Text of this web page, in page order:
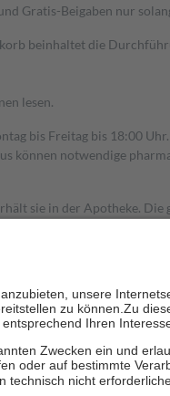
Gratis-Beigaben nur
beinhaltet die
lesen.
bis Freitag bis 18:00
können notwendige
sie in der Apotheke.
sowie zehn Euro je
Stellung der Familie zu